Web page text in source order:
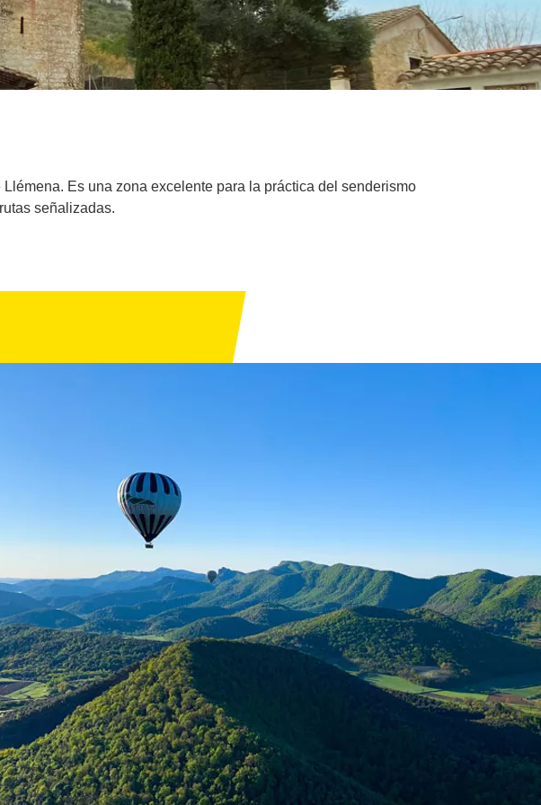
Es una zona excelente para la práctica del senderismo
señalizadas.